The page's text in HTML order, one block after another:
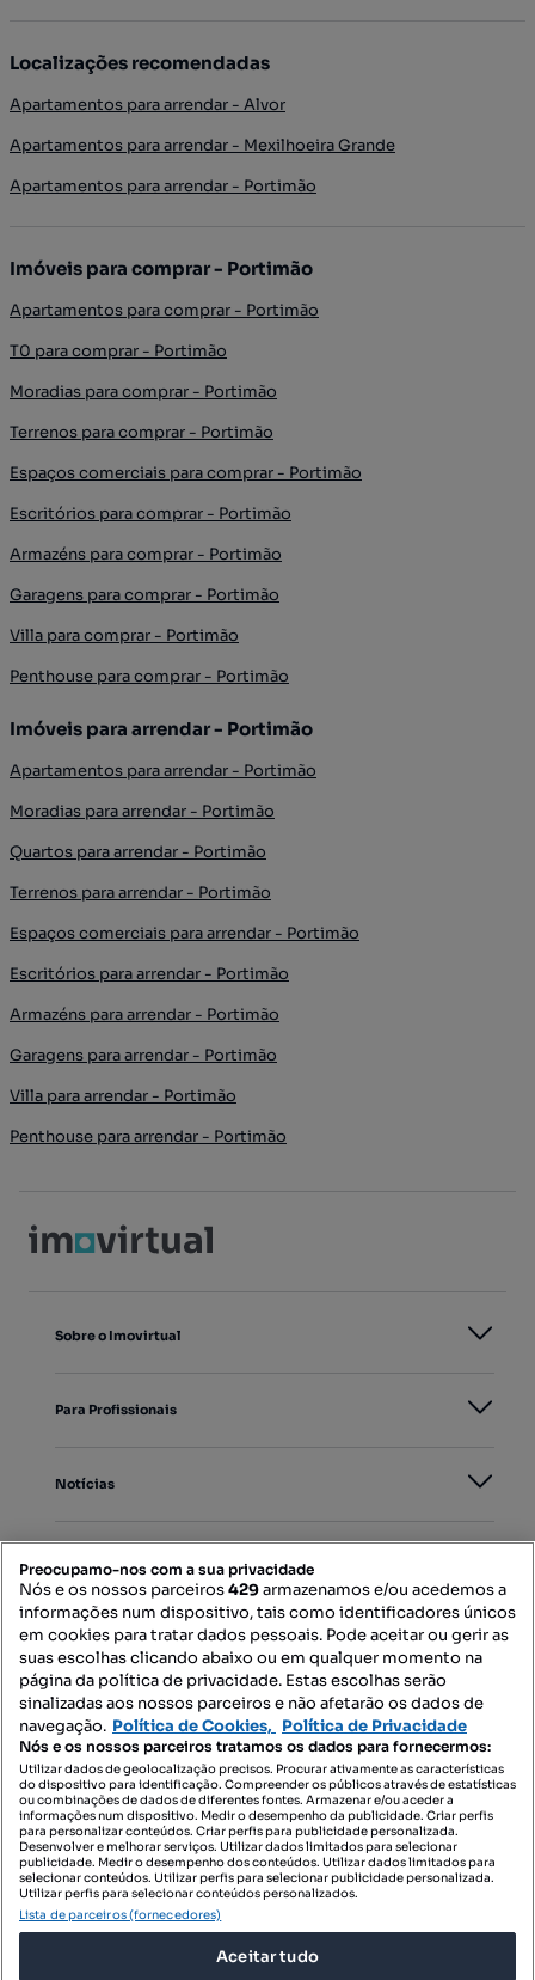
Localizações recomendadas
Apartamentos para arrendar - Alvor
Apartamentos para arrendar - Mexilhoeira Grande
Apartamentos para arrendar - Portimão
Imóveis para comprar - Portimão
Apartamentos para comprar - Portimão
T0 para comprar - Portimão
Moradias para comprar - Portimão
Terrenos para comprar - Portimão
Espaços comerciais para comprar - Portimão
Escritórios para comprar - Portimão
Armazéns para comprar - Portimão
Garagens para comprar - Portimão
Villa para comprar - Portimão
Penthouse para comprar - Portimão
Imóveis para arrendar - Portimão
Apartamentos para arrendar - Portimão
Moradias para arrendar - Portimão
Quartos para arrendar - Portimão
Terrenos para arrendar - Portimão
Espaços comerciais para arrendar - Portimão
Escritórios para arrendar - Portimão
Armazéns para arrendar - Portimão
Garagens para arrendar - Portimão
Villa para arrendar - Portimão
Penthouse para arrendar - Portimão
Sobre o Imovirtual
Para Profissionais
Notícias
Mapa do Site
Contacte-nos
SIGA-NOS:
DESCARREGAR NA:
Preocupamo-nos com a sua privacidade
Nós e os nossos parceiros429armazenamos e/ou acedemos a
informações num dispositivo, tais como identificadores únicos
em cookies para tratar dados pessoais. Pode aceitar ou gerir as
suas escolhas clicando abaixo ou em qualquer momento na
página da política de privacidade. Estas escolhas serão
sinalizadas aos nossos parceiros e não afetarão os dados de
navegação. Política de Cookies, Política de Privacidade
Nós e os nossos parceiros tratamos os dados para fornecermos:
Utilizar dados de geolocalização precisos. Procurar ativamente as características
do dispositivo para identificação. Compreender os públicos através de estatísticas
ou combinações de dados de diferentes fontes. Armazenar e/ou aceder a
informações num dispositivo. Medir o desempenho da publicidade. Criar perfis
para personalizar conteúdos. Criar perfis para publicidade personalizada.
Desenvolver e melhorar serviços. Utilizar dados limitados para selecionar
publicidade. Medir o desempenho dos conteúdos. Utilizar dados limitados para
selecionar conteúdos. Utilizar perfis para selecionar publicidade personalizada.
Utilizar perfis para selecionar conteúdos personalizados.
Lista de parceiros (fornecedores)
Aceitar tudo